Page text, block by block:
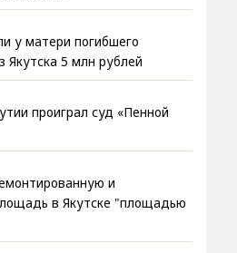
у матери погибшего
Якутска 5 млн рублей
проиграл суд «Пенной
и
в Якутске "площадью